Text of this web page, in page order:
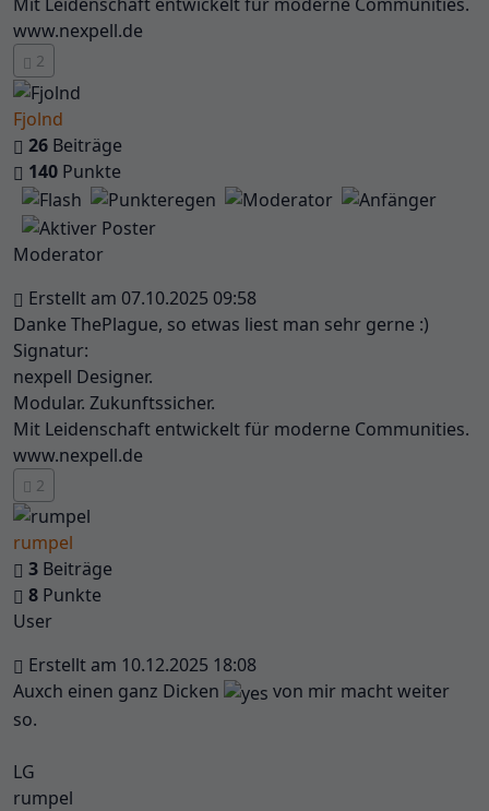
www.nexpell.de
2
Fjolnd
26 Beiträge
140 Punkte
Moderator
Erstellt am 07.10.2025 09:58
Danke ThePlague, so etwas liest man sehr gerne :)
Signatur:
nexpell Designer.
Modular. Zukunftssicher.
Mit Leidenschaft entwickelt für moderne Communities.
www.nexpell.de
2
rumpel
3 Beiträge
8 Punkte
User
Erstellt am 10.12.2025 18:08
Auxch einen ganz Dicken
von mir macht weiter
so.
LG
rumpel